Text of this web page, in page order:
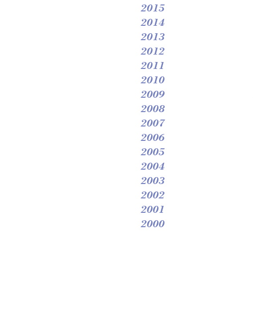
2015
2014
2013
2012
2011
2010
2009
2008
2007
2006
2005
2004
2003
2002
2001
2000